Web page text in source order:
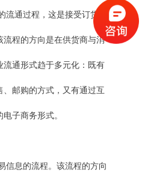
流通过程，这是接受订货、
程的方向是在供货商与消
流通形式趋于多元化：既有
邮购的方式，又有通过互
子商务形式。
信息的流程。该流程的方向